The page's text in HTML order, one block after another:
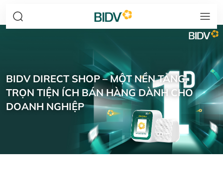
BIDV DIRECT SHOP – MỘT NỀN TẢNG,
TRỌN TIỆN ÍCH BÁN HÀNG DÀNH CHO
DOANH NGHIỆP